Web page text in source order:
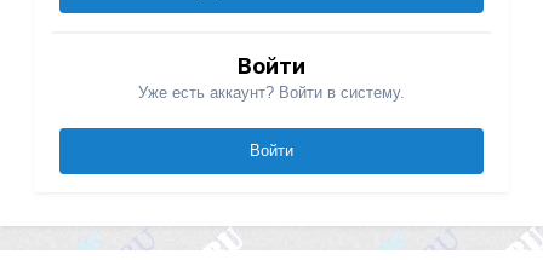
Войти
Уже есть аккаунт? Войти в систему.
Войти